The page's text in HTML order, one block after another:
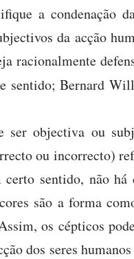
a condenação
da acção
racionalmente
sentido; Bernard
objectiva ou
ou incorrecto)
sentido, não
são a forma
os cépticos
dos seres